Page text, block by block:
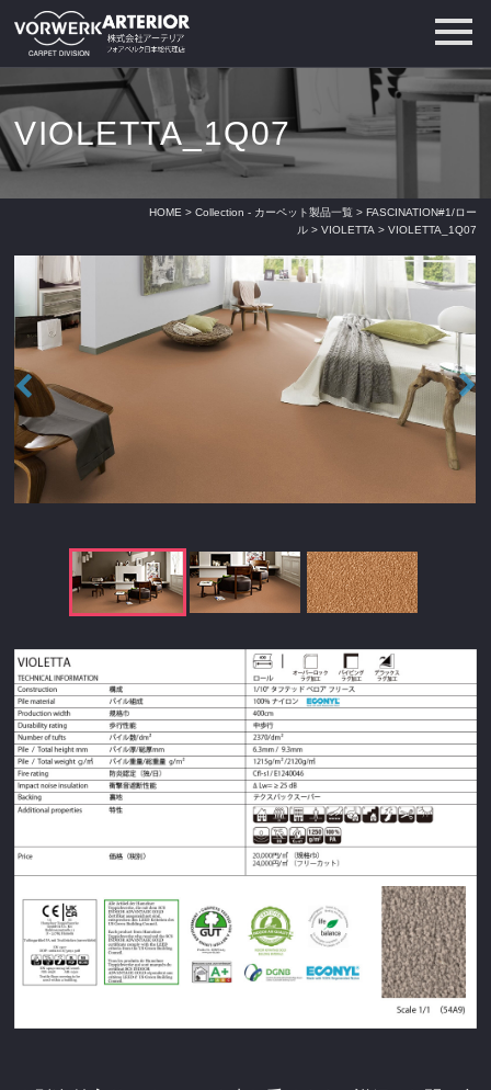
VIOLETTA_1Q07
HOME > Collection - カーペット製品一覧> FASCINATION#1/ロー
ル> VIOLETTA > VIOLETTA_1Q07